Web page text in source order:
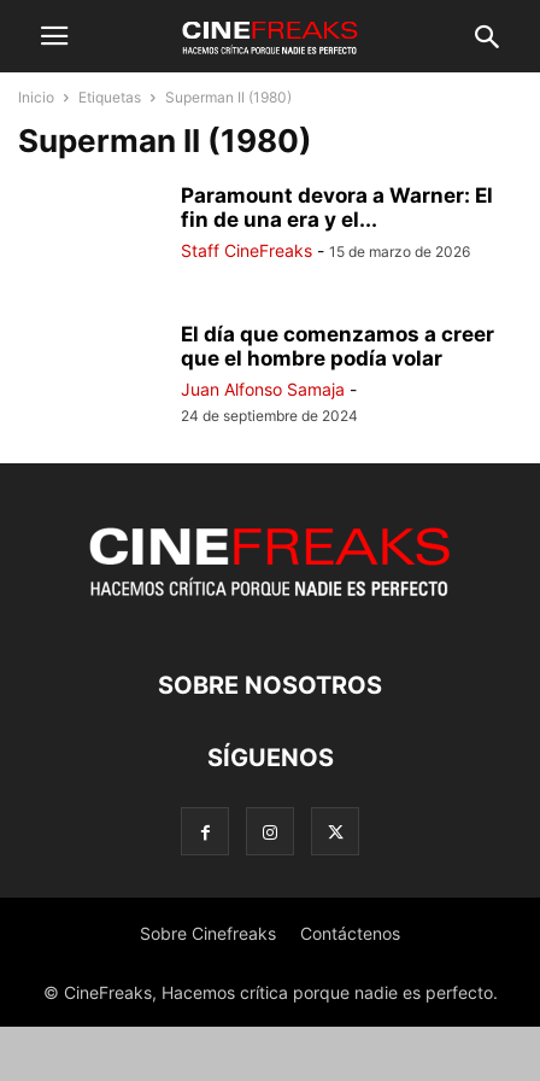
Inicio Etiquetas Superman II (1980)
Superman II (1980)
Paramount devora a Warner: El
fin de una era y el...
Staff CineFreaks - 15 de marzo de 2026
El día que comenzamos a creer
que el hombre podía volar
Juan Alfonso Samaja -
24 de septiembre de 2024
SOBRE NOSOTROS
SÍGUENOS
Sobre Cinefreaks Contáctenos
© CineFreaks, Hacemos crítica porque nadie es perfecto.